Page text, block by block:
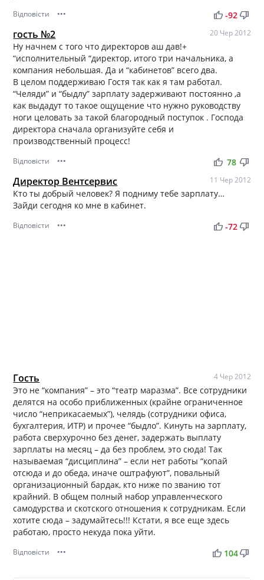
Відповісти ••• thumb_up thumb_down
-92
гость №2 20 Чер 2012
Ну начнем с того что директоров аш дав!+
“исполнительный “директор, итого три начальника, а
компания небольшая. Да и “кабинетов” всего два.
В целом поддерживаю Гостя так как я там работал.
“Челяди” и “быдлу” зарплату задерживают постоянно ,а
как выдадут то такое ощущение что нужно руководству
ноги целовать за такой благородный поступок . Господа
директора сначала организуйте себя и
производственный процесс!
Відповісти ••• thumb_up thumb_down
78
Директор Вентсервис 11 Чер 2012
Кто ты добрый человек? Я подниму тебе зарплату…
Зайди сегодня ко мне в кабинет.
Відповісти ••• thumb_up thumb_down
-72
Гость 4 Чер 2012
Это не “компания” – это “театр маразма”. Все сотрудники
делятся на особо приближенных (крайне ограниченное
число “неприкасаемых”), челядь (сотрудники офиса,
бухгалтерия, ИТР) и прочее “быдло”. Кинуть на зарплату,
работа сверхурочно без денег, задержать выплату
зарплаты на месяц – да без проблем, это сюда! Так
называемая “дисциплина” – если нет работы “копай
отсюда и до обеда, иначе оштрафуют”, повальный
организационный бардак, кто ниже по званию тот
крайний. В общем полный набор управленческого
самодурства и скотского отношения к сотрудникам. Если
хотите сюда – задумайтесь!!! Кстати, я все еще здесь
работаю, просто некуда пока уйти.
Відповісти ••• thumb_up thumb_down
104